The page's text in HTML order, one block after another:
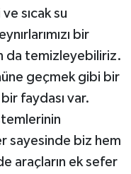
sıcak su
bir
da temizleyebiliriz.
geçmek gibi bir
faydası var.
sayesinde biz hem
araçların ek sefer